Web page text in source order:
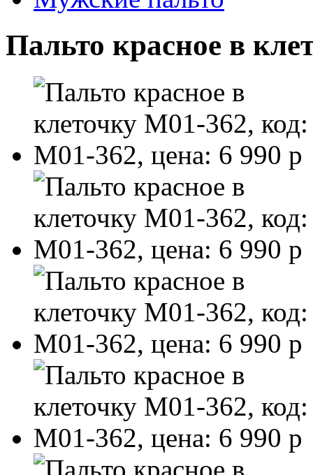
Пальто красное в